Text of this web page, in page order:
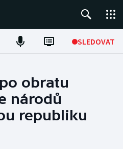
SLEDOVAT
obratu
národů
republiku